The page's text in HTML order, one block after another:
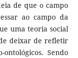
de que o campo
ao campo da
uma teoria social
deixar de refletir
ontológicos. Sendo